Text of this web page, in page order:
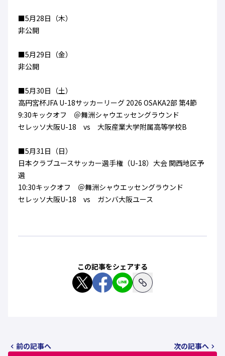
■5月28日（木）
非公開
■5月29日（金）
非公開
■5月30日（土）
高円宮杯JFA U-18サッカーリーグ 2026 OSAKA2部 第4節
9:30キックオフ ＠舞洲シャウエッセングラウンド
セレッソ大阪U-18 vs 大阪産業大学附属高等学校B
■5月31日（日）
日本クラブユースサッカー選手権（U-18）大会 関西地区予
選
10:30キックオフ ＠舞洲シャウエッセングラウンド
セレッソ大阪U-18 vs ガンバ大阪ユース
この記事をシェアする
前の記事へ 次の記事へ